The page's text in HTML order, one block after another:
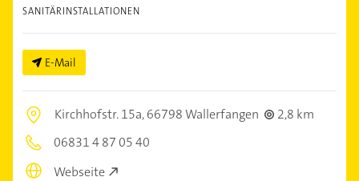
SANITÄRINSTALLATIONEN
E-Mail
Kirchhofstr. 15a,66798 Wallerfangen
2,8 km
06831 4 87 05 40
Webseite